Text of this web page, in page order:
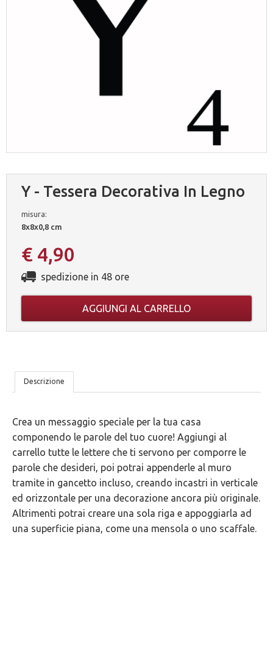
Y - Tessera Decorativa In Legno
misura:
8x8x0,8 cm
€ 4,90
spedizione in 48 ore
AGGIUNGI AL CARRELLO
LE
GARANZIE
Descrizione
Crea un messaggio speciale per la tua casa
componendo le parole del tuo cuore! Aggiungi al
carrello tutte le lettere che ti servono per comporre le
parole che desideri, poi potrai appenderle al muro
tramite in gancetto incluso, creando incastri in verticale
ed orizzontale per una decorazione ancora più originale.
Altrimenti potrai creare una sola riga e appoggiarla ad
una superficie piana, come una mensola o uno scaffale.